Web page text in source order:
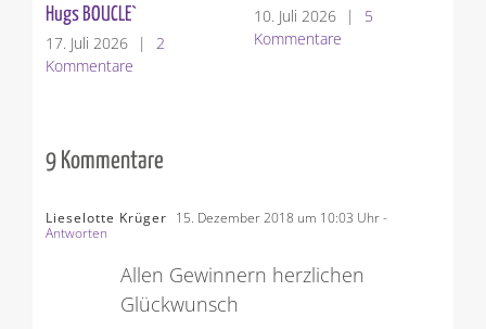
Hugs BOUCLE`
17. Juli 2026
|
2
Kommentare
10. Juli 2026
|
5
Kommentare
9 Kommentare
Lieselotte Krüger 15. Dezember 2018 um 10:03 Uhr-
Antworten
Allen Gewinnern herzlichen
Glückwunsch